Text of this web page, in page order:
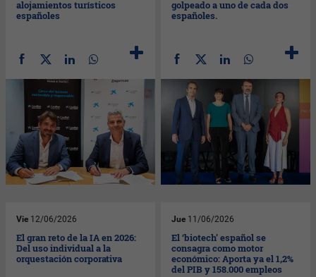
alojamientos turísticos
españoles
golpeado a uno de cada dos
españoles.
Vie 12/06/2026
El gran reto de la IA en 2026:
Del uso individual a la
orquestación corporativa
Jue 11/06/2026
El ‘biotech’ español se
consagra como motor
económico: Aporta ya el 1,2%
del PIB y 158.000 empleos